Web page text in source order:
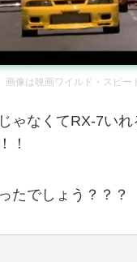
画像は映画ワイルド・スピー
ゃなくてRX-7いれ
！
たでしょう？？？